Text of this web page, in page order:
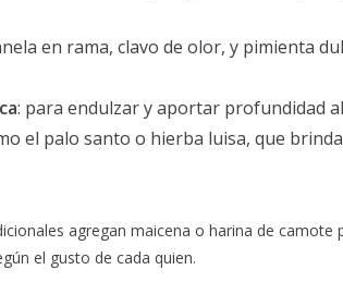
en rama, clavo de olor, y pimienta
: para endulzar y aportar profundidad
el palo santo o hierba luisa, que
agregan maicena o harina de camote
el gusto de cada quien.